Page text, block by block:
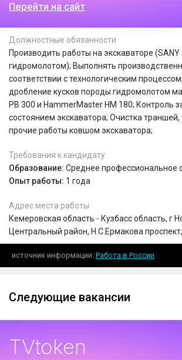
Перейти на сайт
Должностные обязанности
Производить работы на экскаваторе (SANY
гидромолотом); Выполнять
соответствии с технологическим
дробление кусков породы гидромолотом
PB 300 и HammerMaster HM 180; Контроль
состоянием экскаватора; Очистка траншей,
прочие работы ковшом экскаватора;
Требования к кандидату
Образование: Среднее профессиональное
Опыт работы: 1 года
Адрес места работы
Кемеровская область - Кузбасс область, г
Центральный район, Н.С.Ермакова
источник информации Работа в России
Следующие вакансии
TVtoken